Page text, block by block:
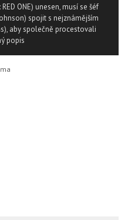
ONE) unesen, musí se šéf
spojit s nejznámějším
aby společně procestovali
popis